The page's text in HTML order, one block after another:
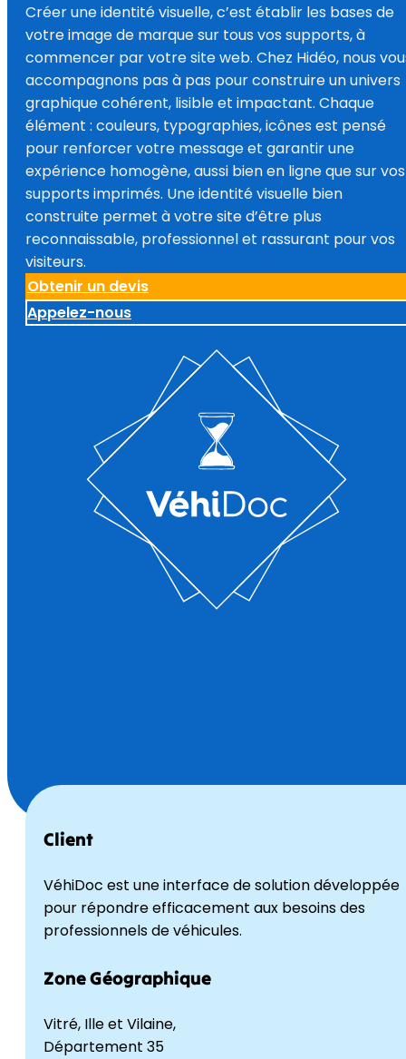
Créer une identité visuelle, c’est établir les bases de
votre image de marque sur tous vos supports, à
commencer par votre site web. Chez Hidéo, nous
accompagnons pas à pas pour construire un univers
graphique cohérent, lisible et impactant. Chaque
élément : couleurs, typographies, icônes est pensé
pour renforcer votre message et garantir une
expérience homogène, aussi bien en ligne que sur vos
supports imprimés. Une identité visuelle bien
construite permet à votre site d’être plus
reconnaissable, professionnel et rassurant pour vos
visiteurs.
Obtenir un devis
Appelez-nous
Client
VéhiDoc est une interface de solution développée
pour répondre efficacement aux besoins des
professionnels de véhicules.
Zone Géographique
Vitré, Ille et Vilaine,
Département 35